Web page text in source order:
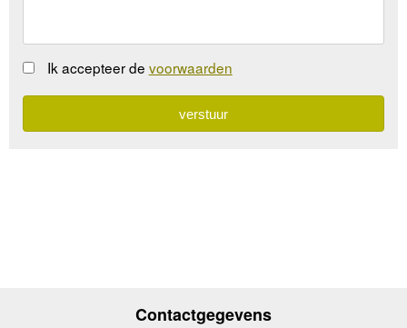
Ik accepteer de voorwaarden
Contactgegevens